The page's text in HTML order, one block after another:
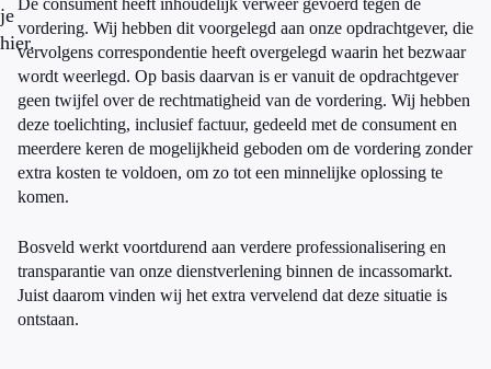
je
hier.
De consument heeft inhoudelijk verweer gevoerd tegen de
vordering. Wij hebben dit voorgelegd aan onze opdrachtgever, die
vervolgens correspondentie heeft overgelegd waarin het bezwaar
wordt weerlegd. Op basis daarvan is er vanuit de opdrachtgever
geen twijfel over de rechtmatigheid van de vordering. Wij hebben
deze toelichting, inclusief factuur, gedeeld met de consument en
meerdere keren de mogelijkheid geboden om de vordering zonder
extra kosten te voldoen, om zo tot een minnelijke oplossing te
komen.
Bosveld werkt voortdurend aan verdere professionalisering en
transparantie van onze dienstverlening binnen de incassomarkt.
Juist daarom vinden wij het extra vervelend dat deze situatie is
ontstaan.